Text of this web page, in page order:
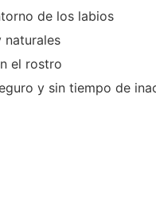
de los labios
naturales
el rostro
y sin tiempo de